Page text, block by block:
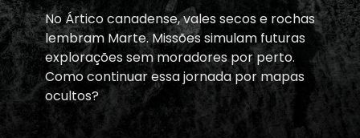
No Ártico canadense, vales secos e rochas
lembram Marte. Missões simulam futuras
explorações sem moradores por perto.
Como continuar essa jornada por mapas
ocultos?